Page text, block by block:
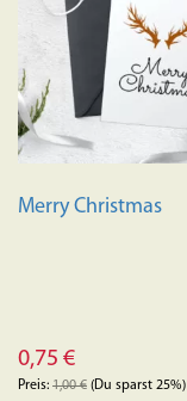
Merry Christmas
0,75 €
Preis: 1,00€ (Du sparst 25%)